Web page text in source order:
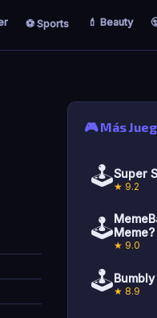
⚽ Sports 💄 Beauty
🎮 Más
🕹️Super
★ 9.2
🕹️Meme?
★ 9.0
🕹️★ 8.9